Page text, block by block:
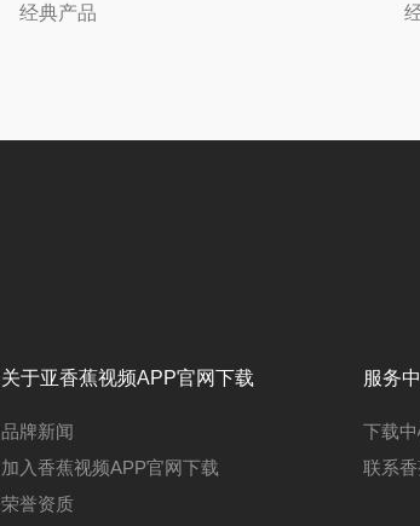
经典产品
关于亚香蕉视频APP官网下载
品牌新闻
加入香蕉视频APP官网下载
荣誉资质
服务
下载
联系